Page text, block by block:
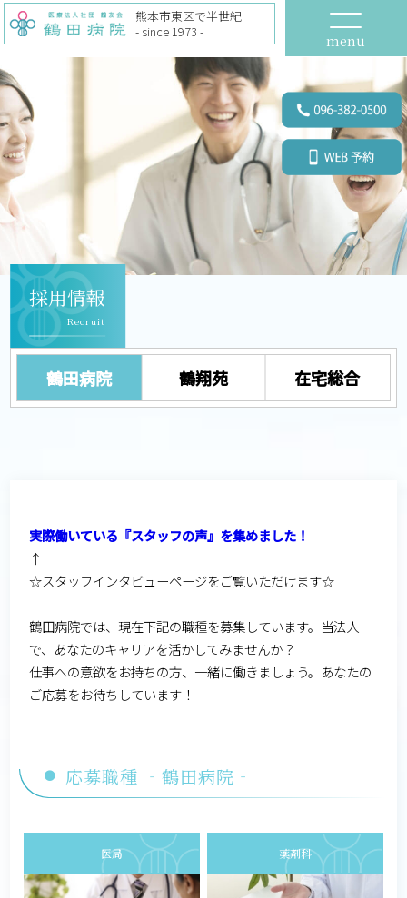
menu
熊本市東区で半世紀
- since 1973 -
採用情報
Recruit
鶴田病院 鶴翔苑 在宅総合
実際働いている『スタッフの声』を集めました！
↑
☆スタッフインタビューページをご覧いただけます☆
鶴田病院では、現在下記の職種を募集しています。当法人
で、あなたのキャリアを活かしてみませんか？
仕事への意欲をお持ちの方、一緒に働きましょう。あなたの
ご応募をお待ちしています！
応募職種 ‐鶴田病院‐
医局 薬剤科